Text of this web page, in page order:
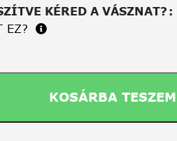
KÉRED A VÁSZNAT?
EZ?
KOSÁRBA TESZEM